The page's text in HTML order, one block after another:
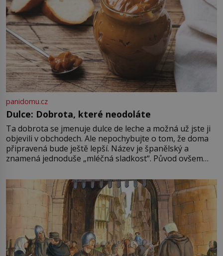
[…]
panidomu.cz
Dulce: Dobrota, které neodoláte
Ta dobrota se jmenuje dulce de leche a možná už jste ji
objevili v obchodech. Ale nepochybujte o tom, že doma
připravená bude ještě lepší. Název je španělský a
znamená jednoduše „mléčná sladkost“. Původ ovšem
pře hned několik latinskoamerických zemí a k tomu
Francie, kde se traduje,